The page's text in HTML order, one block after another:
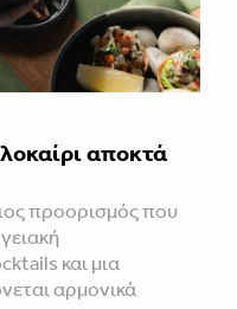
αποκτά
προορισμός που
και μια
αρμονικά